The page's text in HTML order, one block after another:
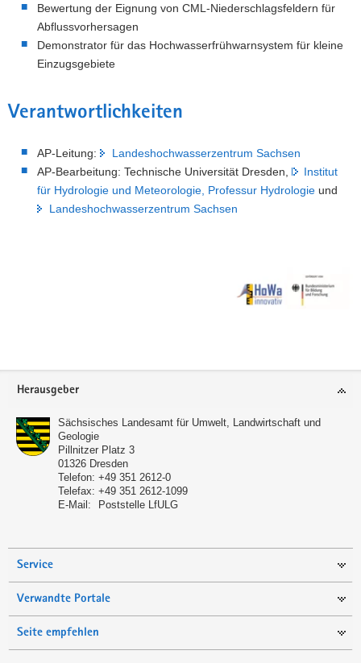
Bewertung der Eignung von CML-Niederschlagsfeldern für
Abflussvorhersagen
Demonstrator für das Hochwasserfrühwarnsystem für kleine
Einzugsgebiete
Verantwortlichkeiten
AP-Leitung:
Landeshochwasserzentrum Sachsen
AP-Bearbeitung: Technische Universität Dresden,
Institut
für Hydrologie und Meteorologie, Professur Hydrologie und
Landeshochwasserzentrum Sachsen
Footer-
Herausgeber
Sächsisches Landesamt für Umwelt, Landwirtschaft und
Geologie
Pillnitzer Platz 3
01326 Dresden
Telefon: +49 351 2612-0
Telefax: +49 351 2612-1099
E-Mail:
Poststelle LfULG
Service
Verwandte Portale
Seite empfehlen